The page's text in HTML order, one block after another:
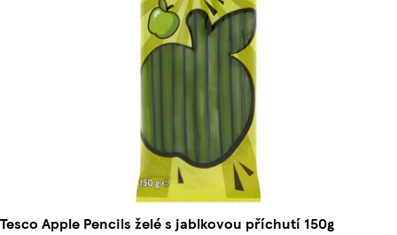
Tesco Apple Pencils želé s jablkovou příchutí 150g